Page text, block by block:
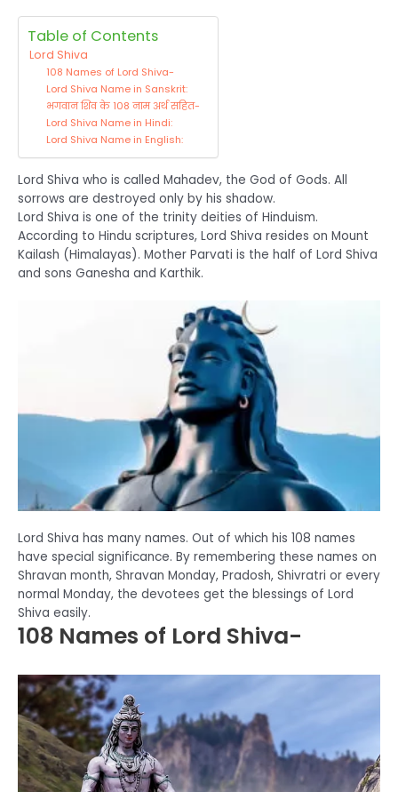
Table of Contents
Lord Shiva
108 Names of Lord Shiva-
Lord Shiva Name in Sanskrit:
भगवान शिव के 108 नाम अर्थ सहित-
Lord Shiva Name in Hindi:
Lord Shiva Name in English:
Lord Shiva who is called Mahadev, the God of Gods. All
sorrows are destroyed only by his shadow.
Lord Shiva is one of the trinity deities of Hinduism.
According to Hindu scriptures, Lord Shiva resides on Mount
Kailash (Himalayas). Mother Parvati is the half of Lord Shiva
and sons Ganesha and Karthik.
Lord Shiva has many names. Out of which his 108 names
have special significance. By remembering these names on
Shravan month, Shravan Monday, Pradosh, Shivratri or every
normal Monday, the devotees get the blessings of Lord
Shiva easily.
108 Names of Lord Shiva-